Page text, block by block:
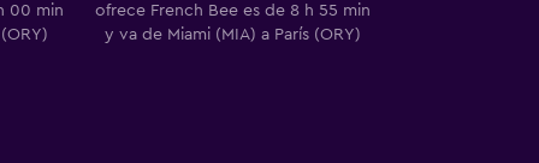
00 min
ofrece French Bee es de 8 h 55 min
y va de Miami (MIA) a París (ORY)